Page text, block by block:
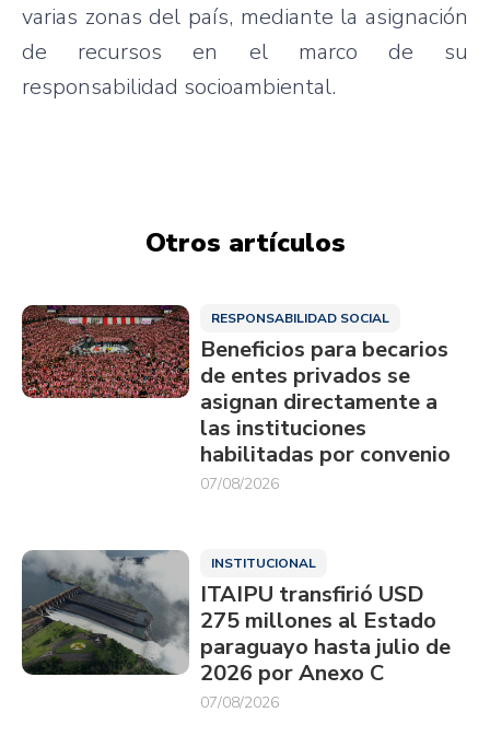
varias zonas del país, mediante la asignación
de recursos en el marco de su
responsabilidad socioambiental.
Otros artículos
RESPONSABILIDAD SOCIAL
Beneficios para becarios
de entes privados se
asignan directamente a
las instituciones
habilitadas por convenio
07/08/2026
INSTITUCIONAL
ITAIPU transfirió USD
275 millones al Estado
paraguayo hasta julio de
2026 por Anexo C
07/08/2026